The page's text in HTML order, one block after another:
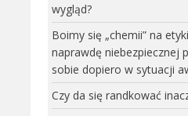
wygląd?
Boimy się „chemii” na
naprawdę niebezpiecznej
sobie dopiero w sytuacji
Czy da się randkować